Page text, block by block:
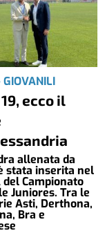
GIOVANILI
ecco il
allenata da
stata inserita nel
Campionato
Juniores. Tra le
Asti, Derthona,
Bra e